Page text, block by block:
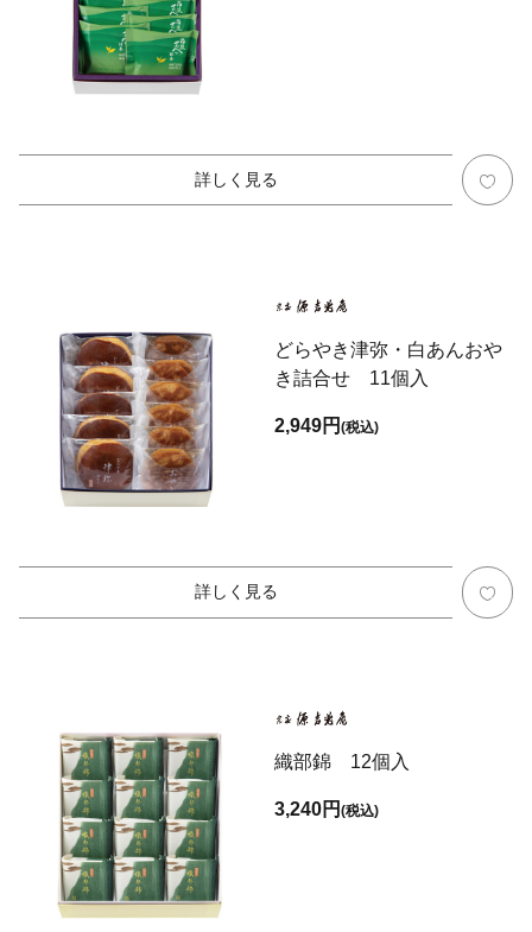
詳しく見る
どらやき津弥・白あんおや
き詰合せ 11個入
2,949円(税込)
詳しく見る
織部錦 12個入
3,240円(税込)